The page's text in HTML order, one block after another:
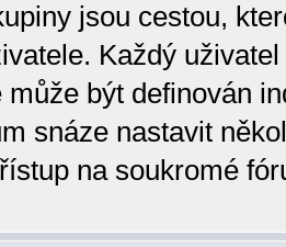
jsou cestou,
Každý
může být definován
snáze nastavit
na soukromé